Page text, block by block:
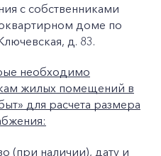
с собственниками
доме по
д. 83.
необходимо
жилых помещений в
для расчета размера
(при наличии), дату и